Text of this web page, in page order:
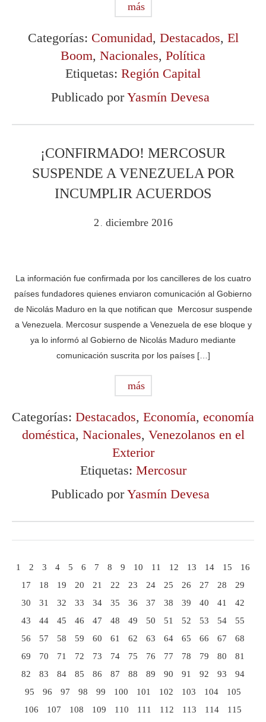
más
Categorías: Comunidad, Destacados, El
Boom, Nacionales, Política
Etiquetas: Región Capital
Publicado porYasmín Devesa
¡CONFIRMADO! MERCOSUR
SUSPENDE A VENEZUELA POR
INCUMPLIR ACUERDOS
2 . diciembre 2016
La información fue confirmada por los cancilleres de los cuatro
países fundadores quienes enviaron comunicación al Gobierno
de Nicolás Maduro en la que notifican que Mercosur suspende
a Venezuela. Mercosur suspende a Venezuela de ese bloque y
ya lo informó al Gobierno de Nicolás Maduro mediante
comunicación suscrita por los países […]
más
Categorías: Destacados, Economía, economía
doméstica, Nacionales, Venezolanos en el
Exterior
Etiquetas: Mercosur
Publicado porYasmín Devesa
1 2 3 4 5 6 7 8 9 10 11 12 13 14 15
16
17
18 19 20 21 22 23 24 25 26 27 28
29
30
31 32 33 34 35 36 37 38 39 40 41
42
43
44 45 46 47 48 49 50 51 52 53 54
55
56
57 58 59 60 61 62 63 64 65 66 67
68
69
70 71 72 73 74 75 76 77 78 79 80
81
82
83 84 85 86 87 88 89 90 91 92 93
94
95
96 97 98 99 100 101 102 103 104
105
106
107 108 109 110 111 112 113 114
115